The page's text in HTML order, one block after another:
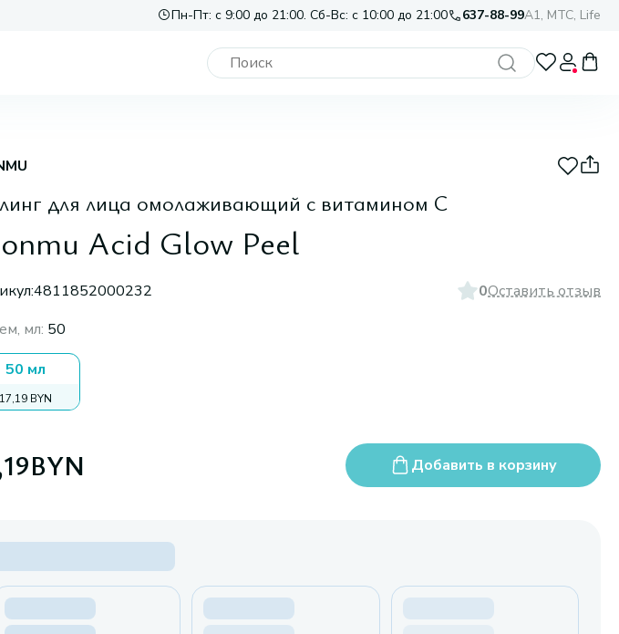
Пн-Пт: с 9:00 до 21:00. Сб-Вс: с 10:00 до 21:00 637-88-99A1, МТС, Life
для лица омолаживающий с витамином С
Acid Glow Peel
4811852000232 0Оставить отзыв
мл: 50
50 мл
17,19 BYN
BYN Добавить в корзину